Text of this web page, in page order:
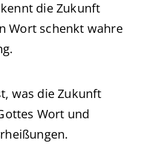
die Zukunft
Wort schenkt wahre
was die Zukunft
Wort und